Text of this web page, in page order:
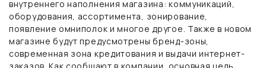
внутреннего наполнения магазина: коммуникаций,
оборудования, ассортимента, зонирование,
появление омниполок и многое другое. Также в новом
магазине будут предусмотрены бренд-зоны,
современная зона кредитования и выдачи интернет-